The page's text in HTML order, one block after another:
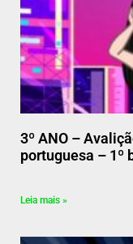
3º ANO –
portuguesa – 1º
Leia mais »